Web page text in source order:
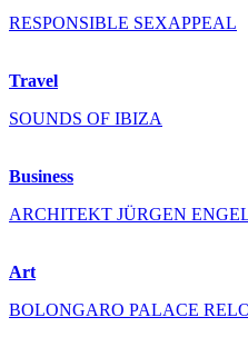
RESPONSIBLE SEXAPPEAL
Travel
SOUNDS OF IBIZA
Business
ARCHITEKT JÜRGEN
Art
BOLONGARO PALACE